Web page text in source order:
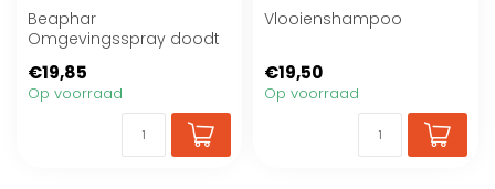
Beaphar
Omgevingsspray doodt
teken in de omgeving
van ...
€19,85
Op voorraad
Vlooienshampoo
€19,50
Op voorraad